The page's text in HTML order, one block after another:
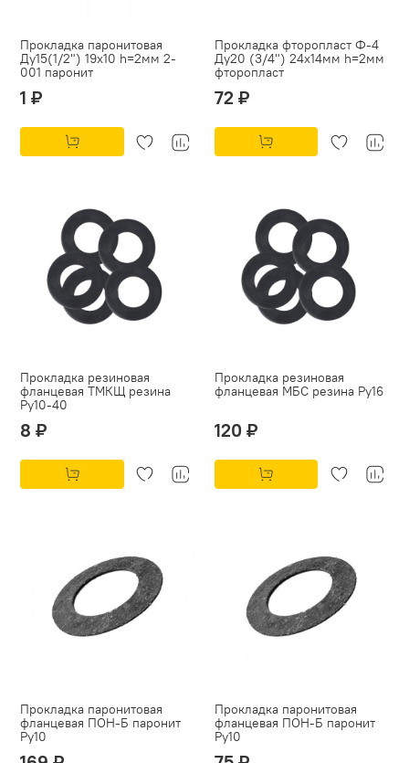
Прокладка паронитовая
Ду15(1/2") 19х10 h=2мм 2-
001 паронит
1 ₽
Прокладка фторопласт Ф-4
Ду20 (3/4") 24х14мм h=2мм
фторопласт
72 ₽
Прокладка резиновая
фланцевая ТМКЩ резина
Py10-40
8 ₽
Прокладка резиновая
фланцевая МБС резина Py16
120 ₽
Прокладка паронитовая
фланцевая ПОН-Б паронит
Py10
Прокладка паронитовая
фланцевая ПОН-Б паронит
Py10